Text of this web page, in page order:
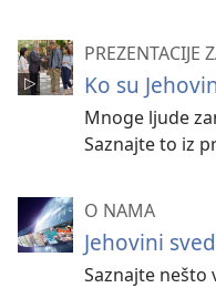
PREZENTACIJE
Ko su
Mnoge ljude
Saznajte to iz
O NAMA
Jehovini
Saznajte nešto